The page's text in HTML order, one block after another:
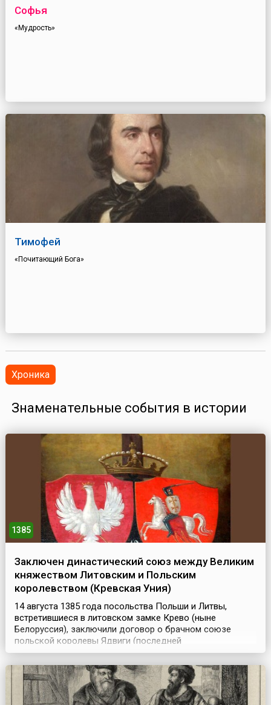
Софья
«Мудрость»
Тимофей
«Почитающий Бога»
Хроника
Знаменательные события в истории
1385
Заключен династический союз между Великим
княжеством Литовским и Польским
королевством (Кревская Уния)
14 августа 1385 года посольства Польши и Литвы,
встретившиеся в литовском замке Крево (ныне
Белоруссия), заключили договор о брачном союзе
польской королевы Ядвиги (последней
представительницы династии Пястов) и Великого князя
литовского Ягайло. Последний, при этом, становился
полновластным польским королем.В обмен на корону
Польши, Ягайло обязался перейти в католичество и
распространить его с...